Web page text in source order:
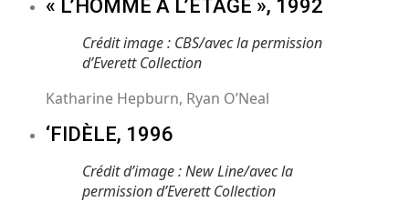
« L’HOMME À L’ÉTAGE », 1992
Crédit image : CBS/avec la permission
d’Everett Collection
Katharine Hepburn, Ryan O’Neal
‘FIDÈLE, 1996
Crédit d’image : New Line/avec la
permission d’Everett Collection